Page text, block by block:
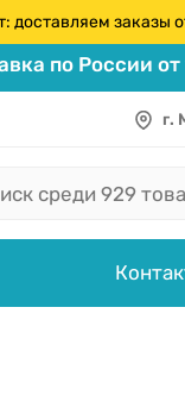
заказы
по России
г.